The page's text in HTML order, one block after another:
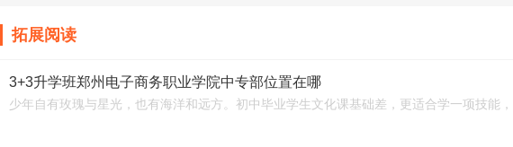
拓展阅读
3+3升学班郑州电子商务职业学院中专部位置在哪
少年自有玫瑰与星光，也有海洋和远方。初中毕业学生文化课基础差，更适合学一项技能，